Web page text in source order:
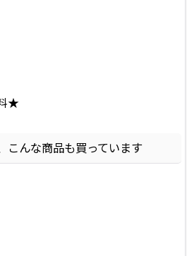
★
こんな商品も買っています